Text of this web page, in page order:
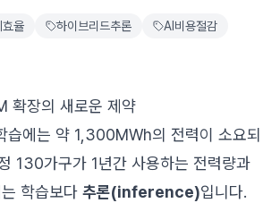
효율 하이브리드추론
AI비용절감
확장의 새로운 제약
에는 약 1,300MWh의 전력이 소요되
130가구가 1년간 사용하는 전력량과
학습보다 추론(inference)입니다.